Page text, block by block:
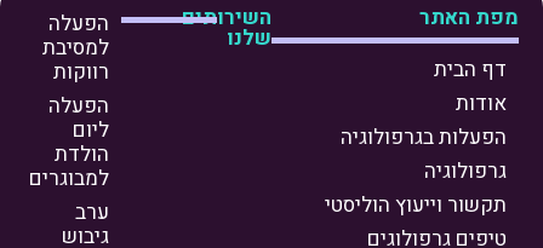
מפת האתר
דף הבית
אודות
הפעלות בגרפולוגיה
גרפולוגיה
תקשור וייעוץ הוליסטי
טיפים גרפולוגים
השירותים
שלנו
הפעלה
למסיבת
רווקות
הפעלה
ליום
הולדת
למבוגרים
ערב
גיבוש